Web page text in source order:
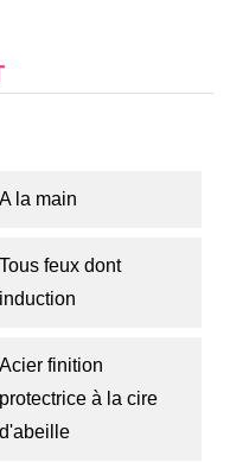
A la main
Tous feux dont
induction
Acier finition
protectrice à la cire
d'abeille